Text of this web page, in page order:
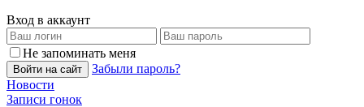
Вход в аккаунт
Не запоминать меня
Войти на сайт
Забыли пароль?
Новости
Записи гонок